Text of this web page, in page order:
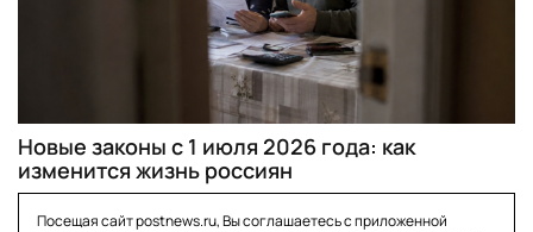
Новые законы с 1 июля 2026 года: как
изменится жизнь россиян
Посещая сайт postnews.ru, Вы соглашаетесь с приложенной